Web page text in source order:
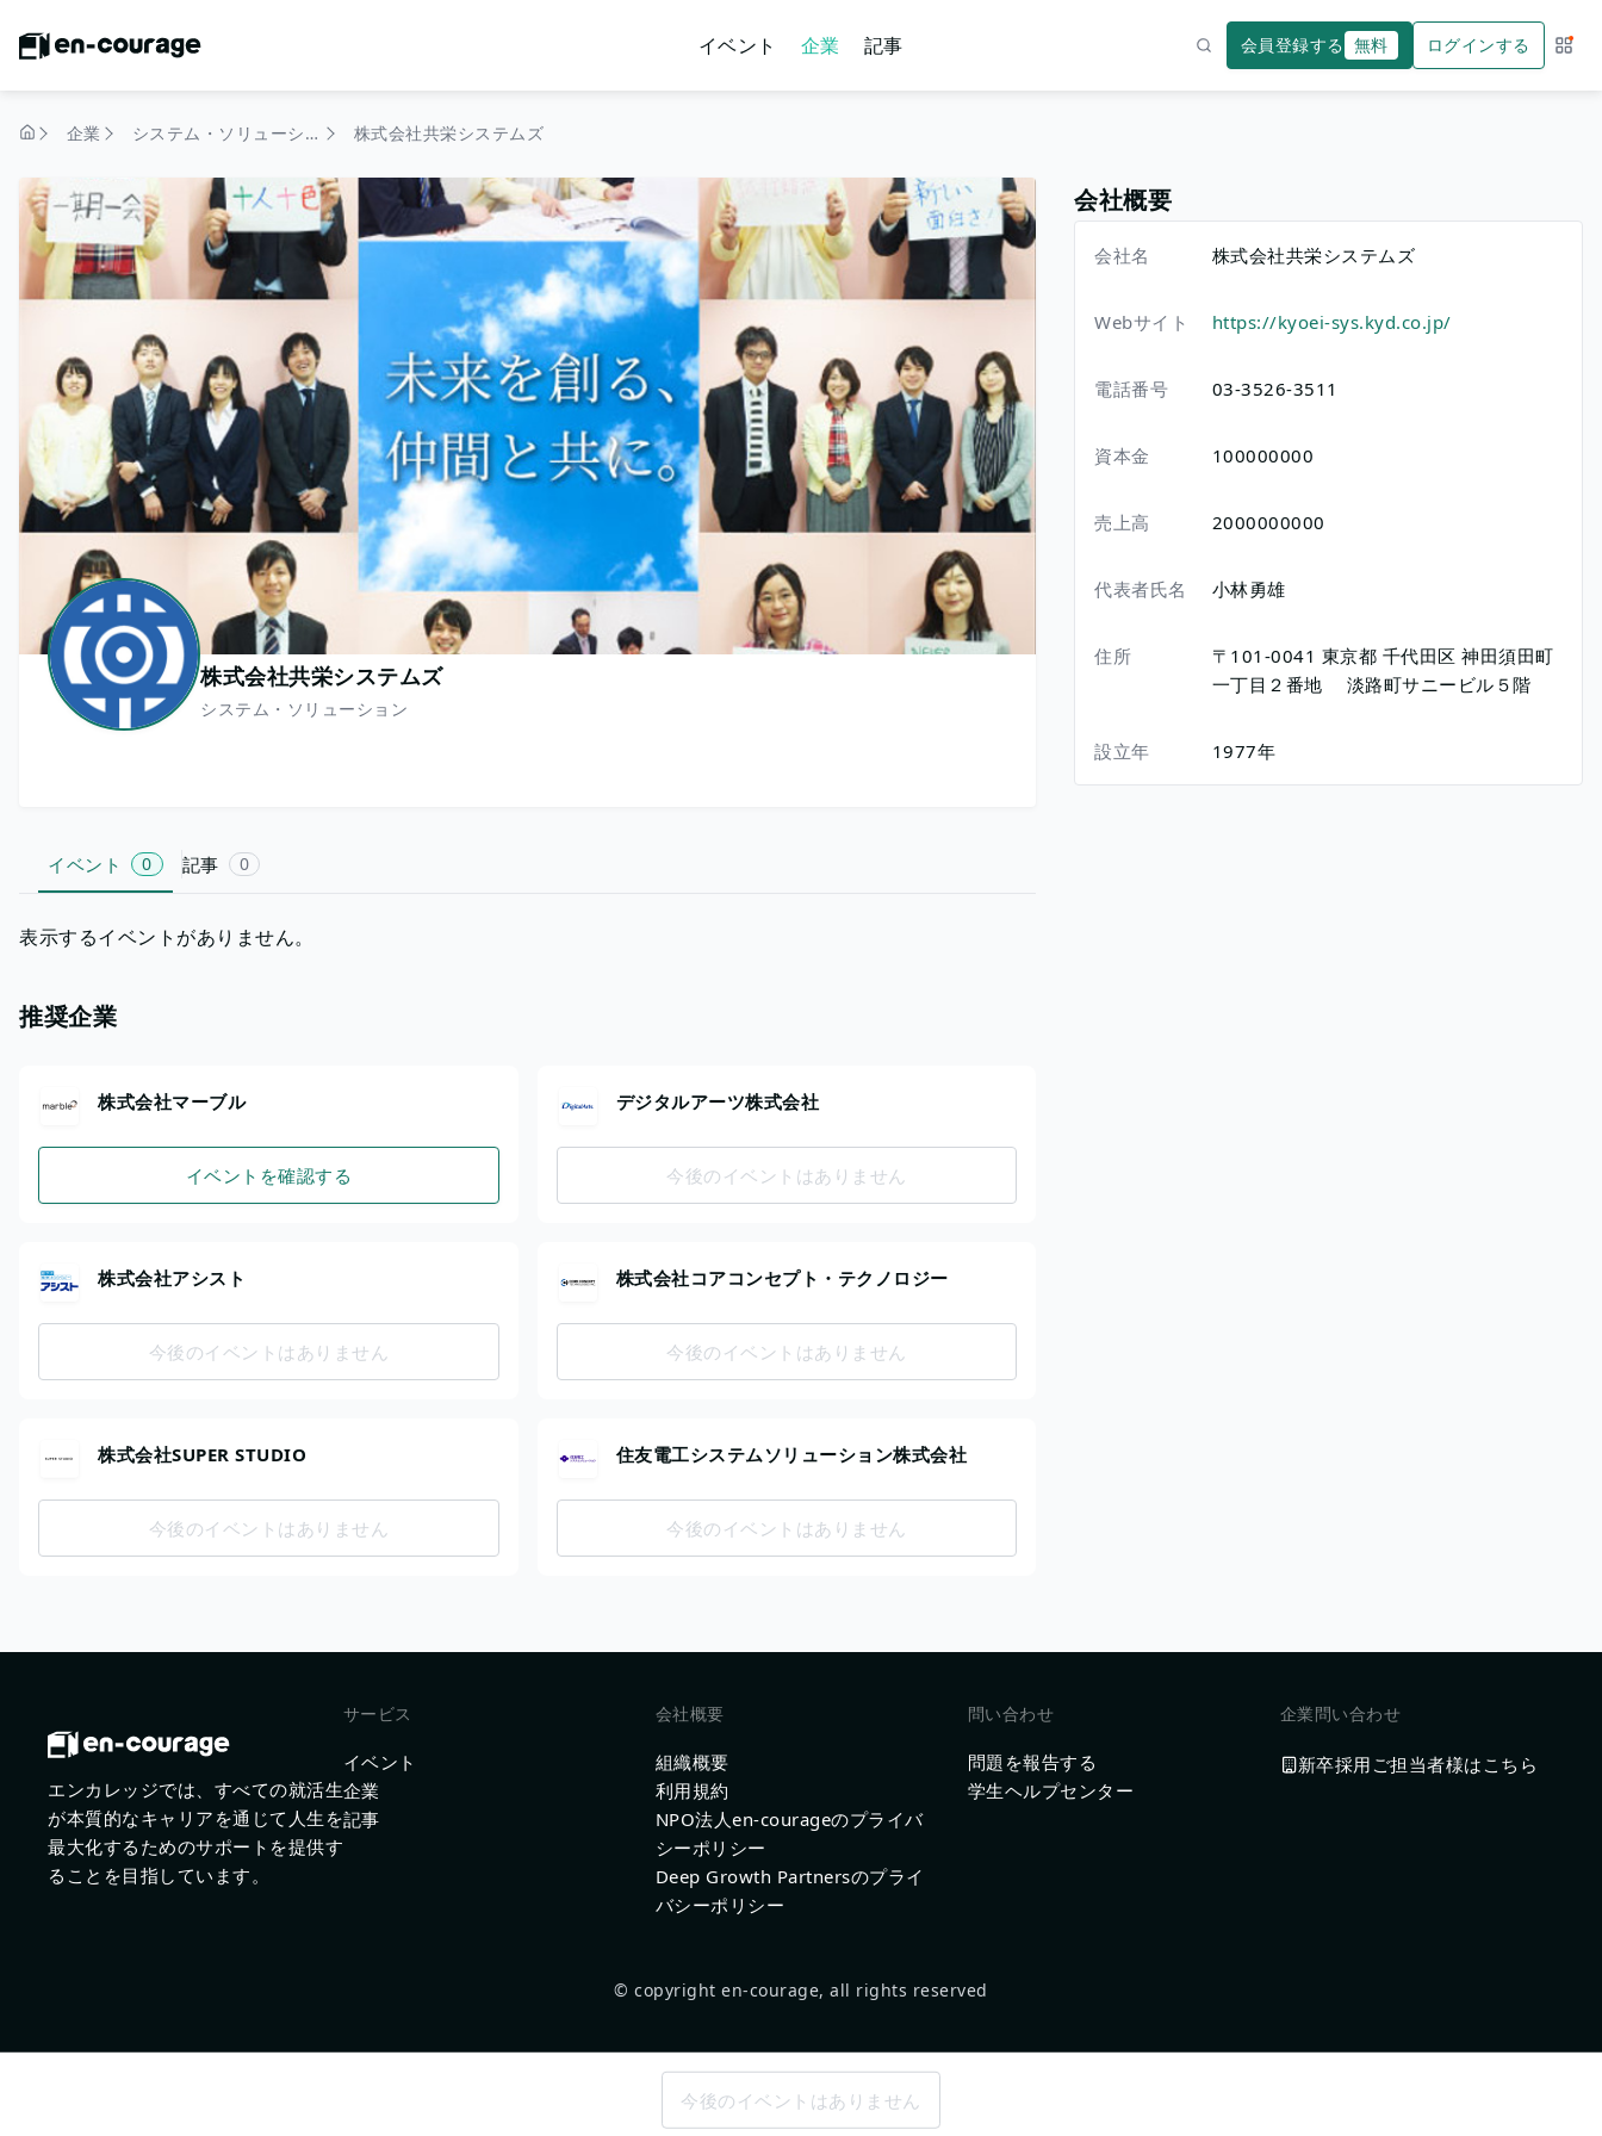
イベント 企業 記事 会員登録する 無料 ログインする サー
企業 システム・ソリューション 株式会社共栄システムズ
株式会社共栄システムズ
システム・ソリューション
イベント 0 記事 0
表示するイベントがありません。
会社概要
会社名 株式会社共栄システムズ
Webサイト https://kyoei-sys.kyd.co.jp/
電話番号 03-3526-3511
資本金 100000000
売上高 2000000000
代表者氏名 小林勇雄
住所 〒101-0041 東京都 千代田区 神田須田町
一丁目２番地 淡路町サニービル５階
設立年 1977年
推奨企業
株式会社マーブル
イベントを確認する
デジタルアーツ株式会社
今後のイベントはありません
株式会社アシスト
今後のイベントはありません
株式会社コアコンセプト・テクノロジー
今後のイベントはありません
株式会社SUPER STUDIO
今後のイベントはありません
住友電工システムソリューション株式会社
今後のイベントはありません
エンカレッジでは、すべての就活生
が本質的なキャリアを通じて人生を
最大化するためのサポートを提供す
ることを目指しています。
サービス
イベント
企業
記事
会社概要
組織概要
利用規約
NPO法人en-courageのプライバ
シーポリシー
Deep Growth Partnersのプライ
バシーポリシー
問い合わせ
問題を報告する
学生ヘルプセンター
企業問い合わせ
新卒採用ご担当者様はこちら
© copyright en-courage, all rights reserved
今後のイベントはありません